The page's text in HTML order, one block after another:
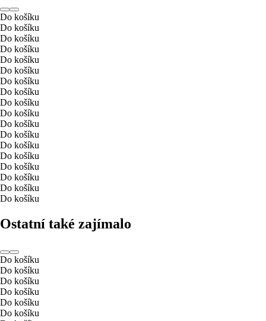
Do košíku
Do košíku
Do košíku
Do košíku
Do košíku
Do košíku
Do košíku
Do košíku
Do košíku
Do košíku
Do košíku
Do košíku
Do košíku
Do košíku
Do košíku
Do košíku
Do košíku
Do košíku
Ostatní také zajímalo
Do košíku
Do košíku
Do košíku
Do košíku
Do košíku
Do košíku